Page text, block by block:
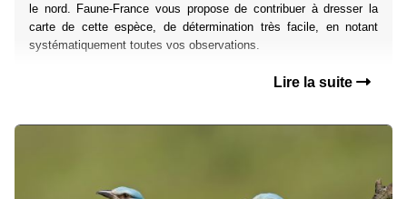
le nord. Faune-France vous propose de contribuer à dresser la
carte de cette espèce, de détermination très facile, en notant
systématiquement toutes vos observations.
Lire la suite